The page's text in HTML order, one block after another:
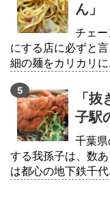
ん」
チェ
にする店に必ずと
細の麺をカリカリに
「
子駅
千葉
する我孫子は、数
は都心の地下鉄千代